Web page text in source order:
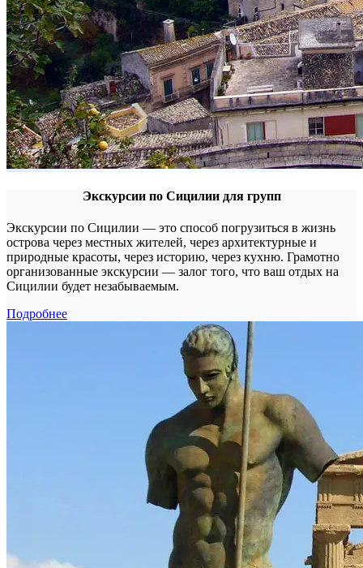
Экскурсии по Сицилии для групп
Экскурсии по Сицилии — это способ погрузиться в жизнь
острова через местных жителей, через архитектурные и
природные красоты, через историю, через кухню. Грамотно
организованные экскурсии — залог того, что ваш отдых на
Сицилии будет незабываемым.
Подробнее